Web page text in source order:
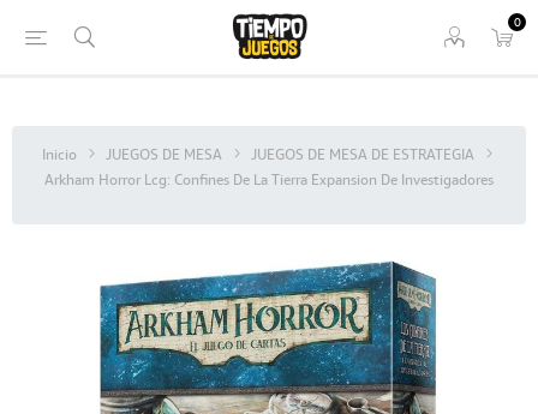
0
Inicio JUEGOS DE MESA
JUEGOS DE MESA DE ESTRATEGIA
Arkham Horror Lcg: Confines De La Tierra Expansion De Investigadores